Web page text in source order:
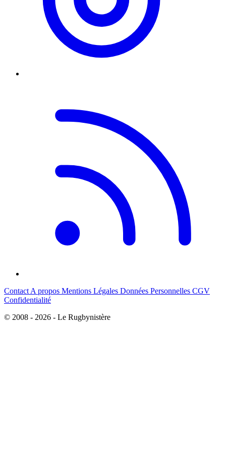
Contact A propos Mentions Légales Données Personnelles CGV
Confidentialité
© 2008 - 2026 - Le Rugbynistère